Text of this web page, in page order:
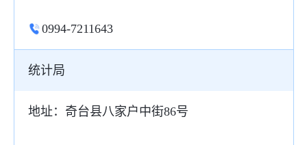
0994-7211643
统计局
地址：奇台县八家户中街86号